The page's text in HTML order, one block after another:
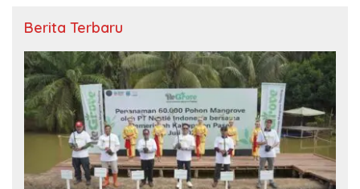
Berita Terbaru